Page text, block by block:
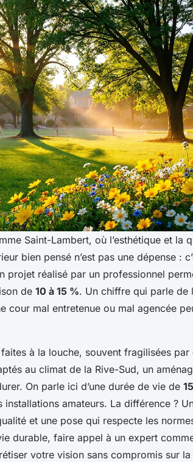
Saint-Lambert, où l’esthétique et la
bien pensé n’est pas une dépense :
projet réalisé par un professionnel
de 10 à 15 %. Un chiffre qui parle de
cour mal entretenue ou mal agencée
à la louche, souvent fragilisées
au climat de la Rive-Sud, un
On parle ici d’une durée de vie de
amateurs. La différence ?
et une pose qui respecte les
durable, faire appel à un expert
votre vision sans compromis sur